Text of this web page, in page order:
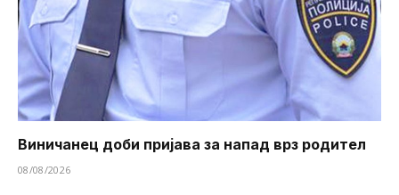
Виничанец доби пријава за напад врз родител
08/08/2026